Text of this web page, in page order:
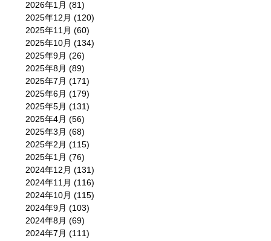
2026年1月 (81)
2025年12月 (120)
2025年11月 (60)
2025年10月 (134)
2025年9月 (26)
2025年8月 (89)
2025年7月 (171)
2025年6月 (179)
2025年5月 (131)
2025年4月 (56)
2025年3月 (68)
2025年2月 (115)
2025年1月 (76)
2024年12月 (131)
2024年11月 (116)
2024年10月 (115)
2024年9月 (103)
2024年8月 (69)
2024年7月 (111)